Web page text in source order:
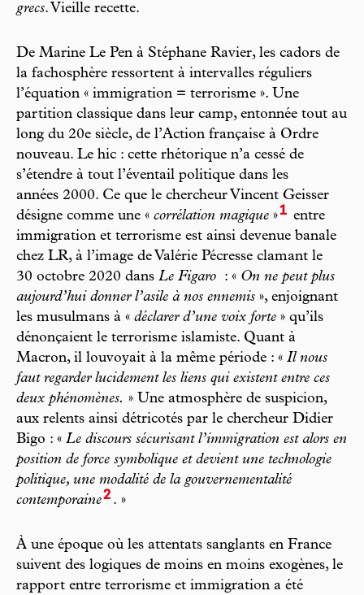
grecs. Vieille recette.
De Marine Le Pen à Stéphane Ravier, les cadors de
la fachosphère ressortent à intervalles réguliers
l’équation « immigration = terrorisme ». Une
partition classique dans leur camp, entonnée tout au
long du 20e siècle, de l’Action française à Ordre
nouveau. Le hic : cette rhétorique n’a cessé de
s’étendre à tout l’éventail politique dans les
années 2000. Ce que le chercheur Vincent Geisser
désigne comme une « corrélation magique »1 entre
immigration et terrorisme est ainsi devenue banale
chez LR, à l’image de Valérie Pécresse clamant le
30 octobre 2020 dans Le Figaro : « On ne peut plus
aujourd’hui donner l’asile à nos ennemis », enjoignant
les musulmans à « déclarer d’une voix forte » qu’ils
dénonçaient le terrorisme islamiste. Quant à
Macron, il louvoyait à la même période : « Il nous
faut regarder lucidement les liens qui existent entre ces
deux phénomènes. » Une atmosphère de suspicion,
aux relents ainsi détricotés par le chercheur Didier
Bigo : « Le discours sécurisant l’immigration est alors en
position de force symbolique et devient une technologie
politique, une modalité de la gouvernementalité
contemporaine2 . »
À une époque où les attentats sanglants en France
suivent des logiques de moins en moins exogènes, le
rapport entre terrorisme et immigration a été